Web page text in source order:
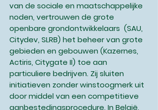
van de sociale en maatschappelijke
noden, vertrouwen de grote
openbare grondontwikkelaars (SAU,
Citydev, SLRB) het beheer van grote
gebieden en gebouwen (Kazernes,
Actiris, Citygate II) toe aan
particuliere bedrijven. Zij sluiten
initiatieven zonder winstoogmerk uit
door middel van een competitieve
aanbestedingsprocedure. In België,